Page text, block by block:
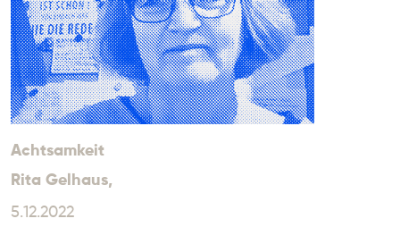
Achtsamkeit
Rita Gelhaus,
5.12.2022